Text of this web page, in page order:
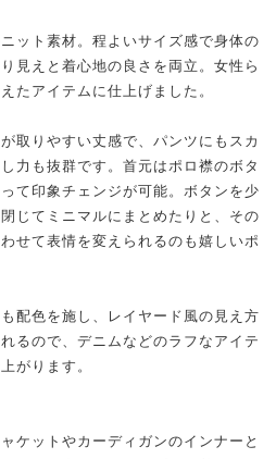
ット素材。程よいサイズ感で身体の
見えと着心地の良さを両立。女性ら
たアイテムに仕上げました。
取りやすい丈感で、パンツにもスカ
力も抜群です。首元はポロ襟のボタ
て印象チェンジが可能。ボタンを少
じてミニマルにまとめたりと、その
せて表情を変えられるのも嬉しいポ
配色を施し、レイヤード風の見え方
るので、デニムなどのラフなアイテ
がります。
ケットやカーディガンのインナーと